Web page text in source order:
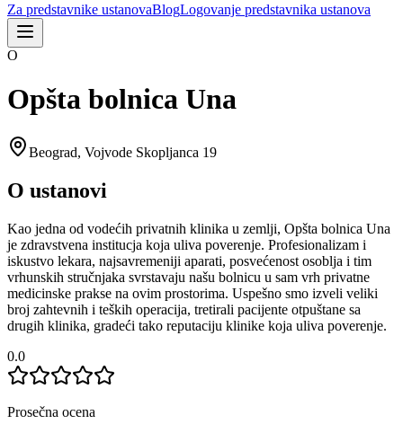
Za predstavnike ustanovaBlogLogovanje predstavnika ustanova
O
Opšta bolnica Una
Beograd, Vojvode Skopljanca 19
O ustanovi
Kao jedna od vodećih privatnih klinika u zemlji, Opšta bolnica Una
je zdravstvena institucja koja uliva poverenje. Profesionalizam i
iskustvo lekara, najsavremeniji aparati, posvećenost osoblja i tim
vrhunskih stručnjaka svrstavaju našu bolnicu u sam vrh privatne
medicinske prakse na ovim prostorima. Uspešno smo izveli veliki
broj zahtevnih i teških operacija, tretirali pacijente otpuštane sa
drugih klinika, gradeći tako reputaciju klinike koja uliva poverenje.
0.0
Prosečna ocena